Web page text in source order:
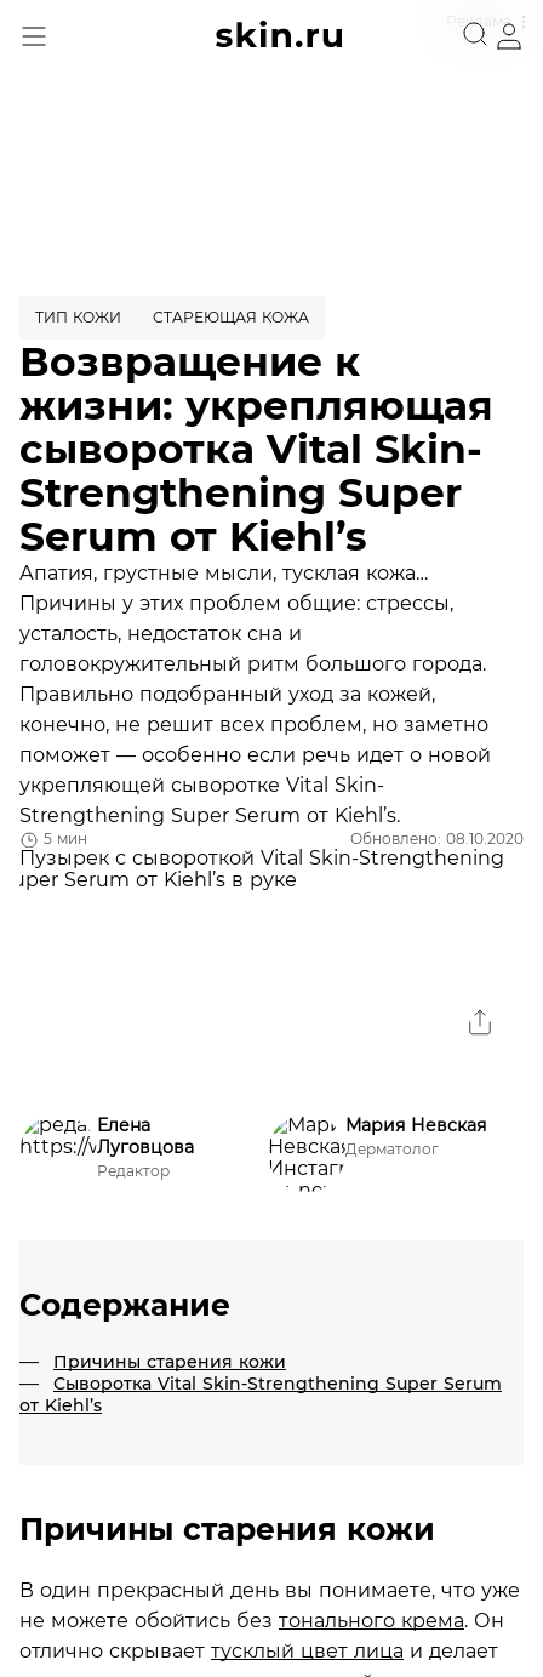
Реклама
5 мин Обновлено: 08.10.2020
ТИП КОЖИ СТАРЕЮЩАЯ КОЖА
Возвращение к
жизни: укрепляющая
сыворотка Vital Skin-
Strengthening Super
Serum от Kiehl’s
Апатия, грустные мысли, тусклая кожа…
Причины у этих проблем общие: стрессы,
усталость, недостаток сна и
головокружительный ритм большого города.
Правильно подобранный уход за кожей,
конечно, не решит всех проблем, но заметно
поможет — особенно если речь идет о новой
укрепляющей сыворотке Vital Skin-
Strengthening Super Serum от Kiehl’s.
Елена
Луговцова
Редактор
Мария Невская
Дерматолог
Содержание
Причины старения кожи
Сыворотка Vital Skin-Strengthening Super Serum
от Kiehl’s
Причины старения кожи
В один прекрасный день вы понимаете, что уже
не можете обойтись без тонального крема. Он
отлично скрывает тусклый цвет лица и делает